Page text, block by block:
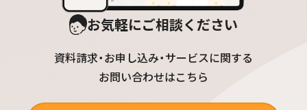
お気軽にご相談ください
資料請求・お申し込み・サービスに関する
お問い合わせはこちら